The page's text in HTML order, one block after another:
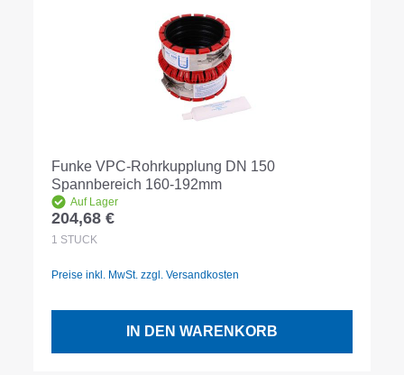
Funke VPC-Rohrkupplung DN 150
Spannbereich 160-192mm
Auf Lager
Regulärer Preis:
204,68 €
1 STÜCK
Preise inkl. MwSt. zzgl. Versandkosten
IN DEN WARENKORB